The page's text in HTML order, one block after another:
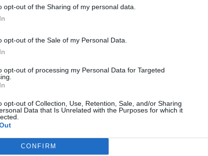
opt-out of the Sharing of my personal data.
opt-out of the Sale of my Personal Data.
opt-out of processing my Personal Data for Targeted
opt-out of Collection, Use, Retention, Sale, and/or Sharing
Data that Is Unrelated with the Purposes for which it
CONFIRM
warto zwrócić uwagę na jej doświadczenie w tym
uczących się samodzielnie. Planując zmianę,
domową online dla uczniów liceów i
Edukacja i umożliwia realizację programu szkoły
mierzymy się z różnicami w programie
który uwzględni aktualne postępy ucznia.